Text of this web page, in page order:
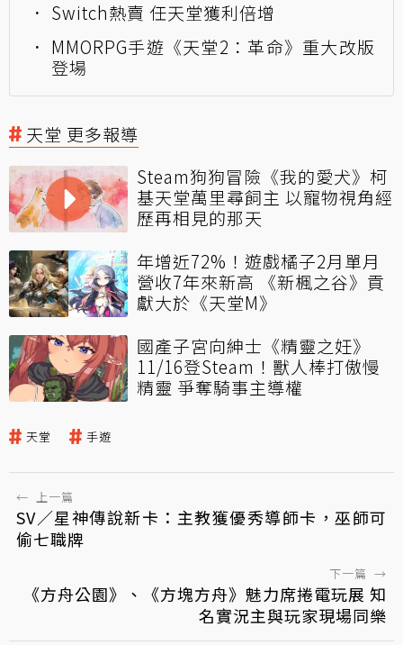
Switch熱賣 任天堂獲利倍增
MMORPG手遊《天堂2：革命》重大改版
登場
天堂 更多報導
Steam狗狗冒險《我的愛犬》柯
基天堂萬里尋飼主 以寵物視角經
歷再相見的那天
年增近72%！遊戲橘子2月單月
營收7年來新高 《新楓之谷》貢
獻大於《天堂M》
國產子宮向紳士《精靈之妊》
11/16登Steam！獸人棒打傲慢
精靈 爭奪騎事主導權
天堂 手遊
← 上一篇
SV／星神傳說新卡：主教獲優秀導師卡，巫師可
偷七職牌
下一篇 →
《方舟公園》、《方塊方舟》魅力席捲電玩展 知
名實況主與玩家現場同樂